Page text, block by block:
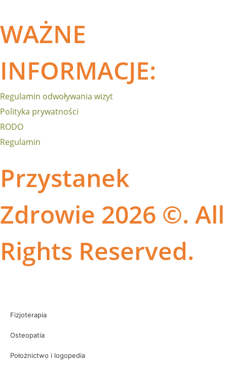
WAŻNE
INFORMACJE:
Regulamin odwoływania wizyt
Polityka prywatności
RODO
Regulamin
Przystanek
Zdrowie 2026 ©. All
Rights Reserved.
Fizjoterapia
Osteopatia
Położnictwo i logopedia